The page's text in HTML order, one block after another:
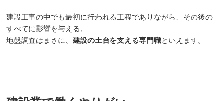
建設工事の中でも最初に行われる工程でありながら、その後の
すべてに影響を与える。
地盤調査はまさに、建設の土台を支える専門職といえます。